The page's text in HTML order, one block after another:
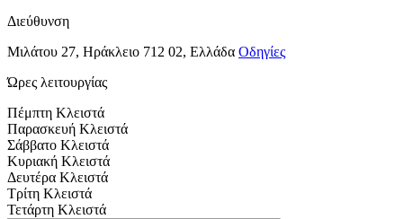
Διεύθυνση
Μιλάτου 27, Ηράκλειο 712 02, Ελλάδα Οδηγίες
Ώρες λειτουργίας
Πέμπτη Κλειστά
Παρασκευή Κλειστά
Σάββατο Κλειστά
Κυριακή Κλειστά
Δευτέρα Κλειστά
Τρίτη Κλειστά
Τετάρτη Κλειστά